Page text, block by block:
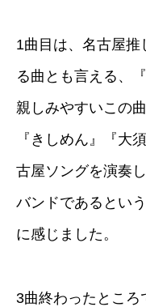
1曲目は、名古屋
る曲とも言える、『
親しみやすいこの
『きしめん』『大
古屋ソングを演奏
バンドであるとい
に感じました。
3曲終わったところ